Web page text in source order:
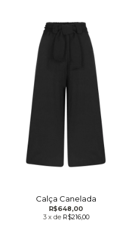
Calça Canelada
R$648,00
3 x de R$216,00